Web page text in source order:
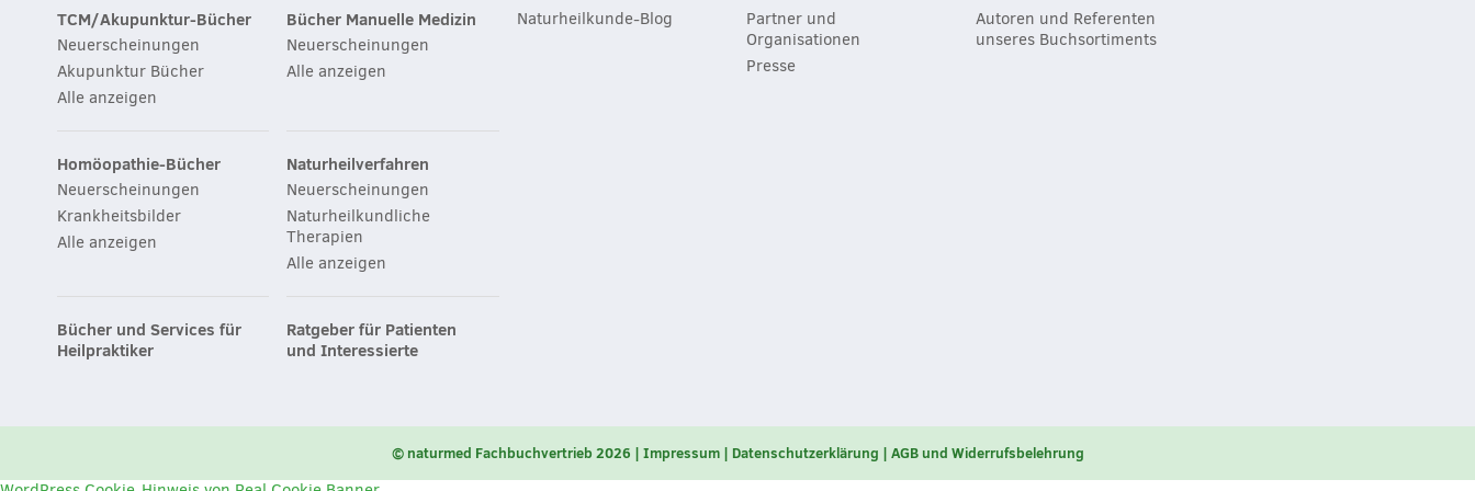
TCM/Akupunktur-Bücher
Neuerscheinungen
Akupunktur Bücher
Alle anzeigen
Bücher Manuelle Medizin
Neuerscheinungen
Alle anzeigen
Homöopathie-Bücher
Neuerscheinungen
Krankheitsbilder
Alle anzeigen
Naturheilverfahren
Neuerscheinungen
Naturheilkundliche
Therapien
Alle anzeigen
Bücher und Services für
Heilpraktiker
Ratgeber für Patienten
und Interessierte
Naturheilkunde-Blog
Partner und
Organisationen
Presse
Autoren und Referenten
unseres Buchsortiments
© naturmed Fachbuchvertrieb 2026 Impressum Datenschutzerklärung AGB und Widerrufsbelehrung